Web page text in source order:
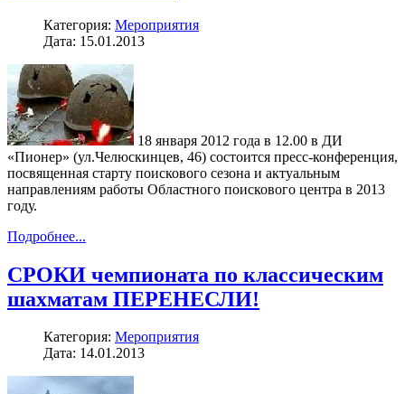
Категория: Мероприятия
Дата: 15.01.2013
18 января 2012 года в 12.00 в ДИ
«Пионер» (ул.Челюскинцев, 46) состоится пресс-конференция,
посвященная старту поискового сезона и актуальным
направлениям работы Областного поискового центра в 2013
году.
Подробнее...
СРОКИ чемпионата по классическим
шахматам ПЕРЕНЕСЛИ!
Категория: Мероприятия
Дата: 14.01.2013